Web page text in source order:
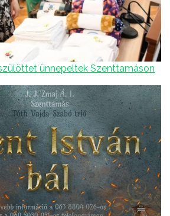
ünnepeltek Szenttamáson